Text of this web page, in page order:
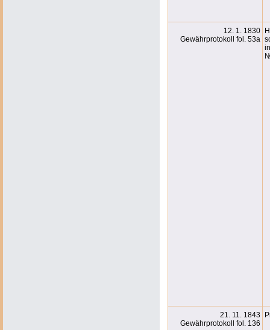
12. 1. 1830
Gewährprotokoll fol. 53a
21. 11. 1843
Gewährprotokoll fol. 136